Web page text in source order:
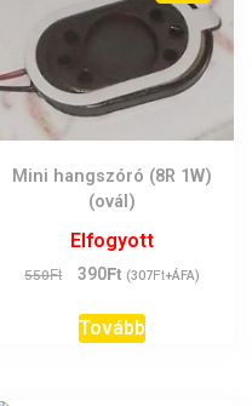
Mini hangszóró (8R 1W)
(ovál)
Elfogyott
550Ft
Original
was:
550Ft.
390Ft Current
is:
390Ft.
(307Ft+ÁFA)
Tovább